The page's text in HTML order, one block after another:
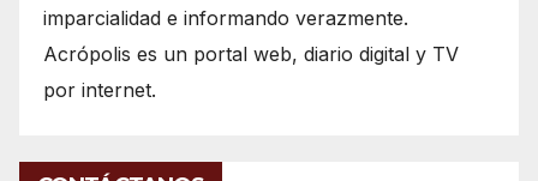
imparcialidad e informando verazmente.
Acrópolis es un portal web, diario digital y TV
por internet.